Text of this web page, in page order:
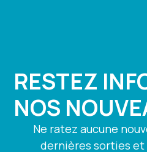
RESTEZ
NOS
Ne ratez aucune
dernières sorties et